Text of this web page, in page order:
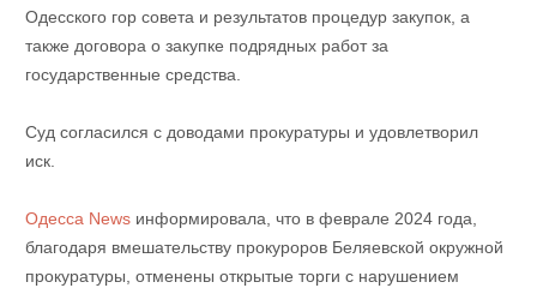
Одесского гор совета и результатов процедур закупок, а
также договора о закупке подрядных работ за
государственные средства.
Суд согласился с доводами прокуратуры и удовлетворил
иск.
Одесса Newsинформировала, что в феврале 2024 года,
благодаря вмешательству прокуроров Беляевской окружной
прокуратуры, отменены открытые торги с нарушением